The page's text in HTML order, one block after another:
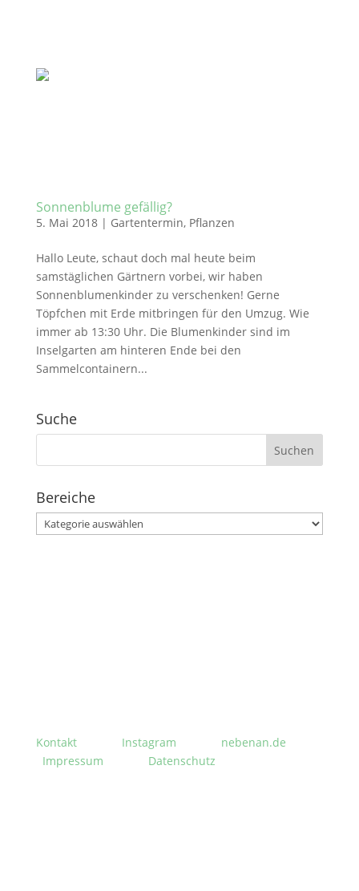
Sonnenblume gefällig?
5. Mai 2018| Gartentermin, Pflanzen
Hallo Leute, schaut doch mal heute beim
samstäglichen Gärtnern vorbei, wir haben
Sonnenblumenkinder zu verschenken! Gerne
Töpfchen mit Erde mitbringen für den Umzug. Wie
immer ab 13:30 Uhr. Die Blumenkinder sind im
Inselgarten am hinteren Ende bei den
Sammelcontainern...
Suche
Suchen
Bereiche
Bereiche
Kontakt Instagram
nebenan.de
Impressum
Datenschutz